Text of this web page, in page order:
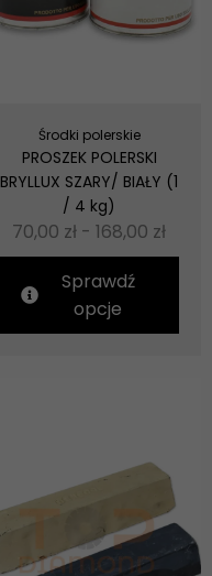
Środki polerskie
PROSZEK POLERSKI
BRYLLUX SZARY/ BIAŁY (1
/ 4 kg)
70,00 zł - 168,00 zł
Sprawdź
opcje